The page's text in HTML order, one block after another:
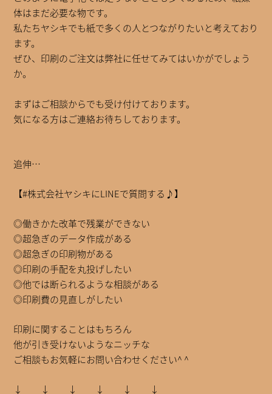
体はまだ必要な物です。
私たちヤシキでも紙で多くの人とつながりたいと考えており
ます。
ぜひ、印刷のご注文は弊社に任せてみてはいかがでしょう
か。
まずはご相談からでも受け付けております。
気になる方はご連絡お待ちしております。
追伸…
【#株式会社ヤシキにLINEで質問する♪】
◎働きかた改革で残業ができない
◎超急ぎのデータ作成がある
◎超急ぎの印刷物がある
◎印刷の手配を丸投げしたい
◎他では断られるような相談がある
◎印刷費の見直しがしたい
印刷に関することはもちろん
他が引き受けないようなニッチな
ご相談もお気軽にお問い合わせください^ ^
↓ ↓ ↓ ↓ ↓ ↓